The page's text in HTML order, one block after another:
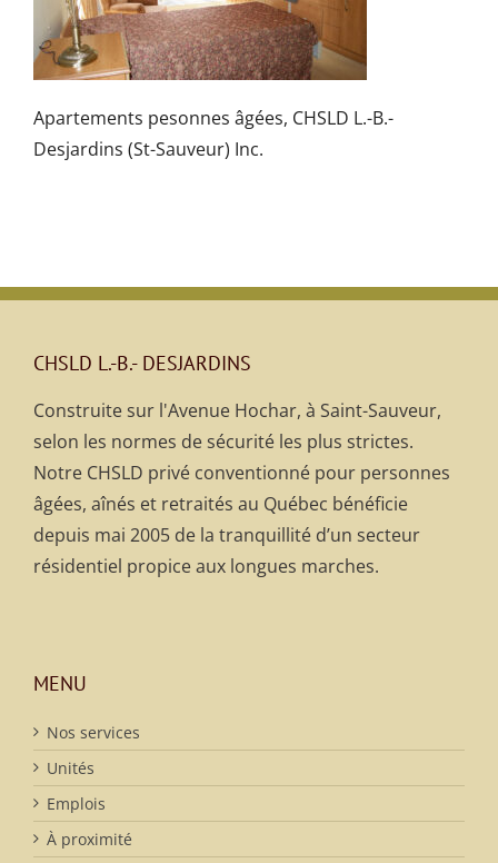
Apartements pesonnes âgées, CHSLD L.-B.-
Desjardins (St-Sauveur) Inc.
CHSLD L.-B.- DESJARDINS
Construite sur l'Avenue Hochar, à Saint-Sauveur,
selon les normes de sécurité les plus strictes.
Notre CHSLD privé conventionné pour personnes
âgées, aînés et retraités au Québec bénéficie
depuis mai 2005 de la tranquillité d’un secteur
résidentiel propice aux longues marches.
MENU
Nos services
Unités
Emplois
À proximité